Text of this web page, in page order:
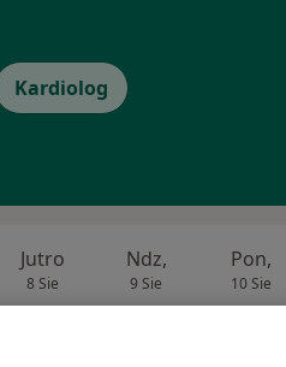
Kardiolog
Jutro
8 Sie
Ndz,
9 Sie
Pon,
10 Sie